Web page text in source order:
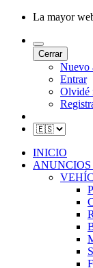
La mayor
Cerrar
Nuevo
Entrar
Olvidé
INICIO